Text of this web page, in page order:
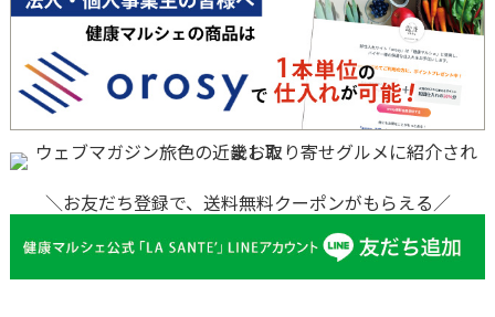
＼お友だち登録で、送料無料クーポンがもらえる／